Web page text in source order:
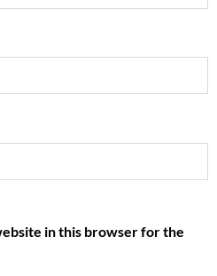
in this browser for the